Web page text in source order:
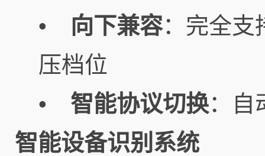
• 向下兼容：完全支
压档位
• 智能协议切换：自
智能设备识别系统